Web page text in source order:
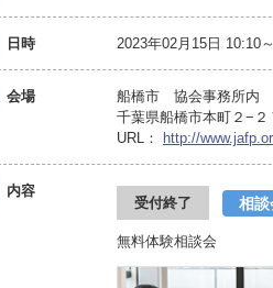
日時 2023年02月15日 10:10
会場
船橋市 協会事務所内
千葉県船橋市本町２−
URL：
http://
内容
受付終了 相談
無料体験相談会